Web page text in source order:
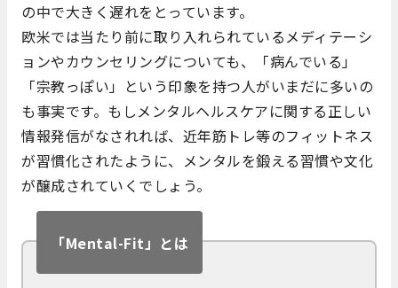
の中で大きく遅れをとっています。
欧米では当たり前に取り入れられているメディテーシ
ョンやカウンセリングについても、「病んでいる」
「宗教っぽい」という印象を持つ人がいまだに多いの
も事実です。もしメンタルヘルスケアに関する正しい
情報発信がなされれば、近年筋トレ等のフィットネス
が習慣化されたように、メンタルを鍛える習慣や文化
が醸成されていくでしょう。
「Mental-Fit」とは